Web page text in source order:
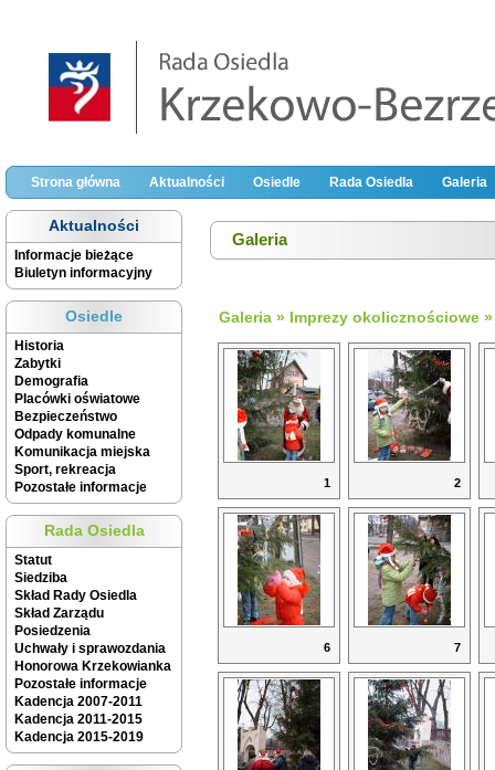
Strona główna Aktualności Osiedle Rada Osiedla Galeria
Aktualności
Informacje bieżące
Biuletyn informacyjny
Osiedle
Historia
Zabytki
Demografia
Placówki oświatowe
Bezpieczeństwo
Odpady komunalne
Komunikacja miejska
Sport, rekreacja
Pozostałe informacje
Rada Osiedla
Statut
Siedziba
Skład Rady Osiedla
Skład Zarządu
Posiedzenia
Uchwały i sprawozdania
Honorowa Krzekowianka
Pozostałe informacje
Kadencja 2007-2011
Kadencja 2011-2015
Kadencja 2015-2019
Galeria
Galeria » Imprezy okolicznościowe
1 2
6 7